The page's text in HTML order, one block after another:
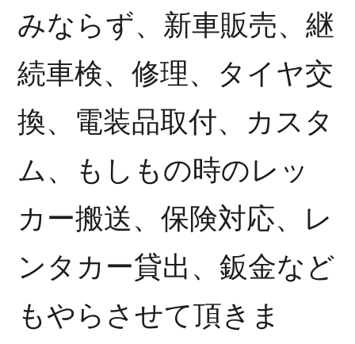
みならず、新車販売、継
続車検、修理、タイヤ交
換、電装品取付、カスタ
ム、もしもの時のレッ
カー搬送、保険対応、レ
ンタカー貸出、鈑金など
もやらさせて頂きま